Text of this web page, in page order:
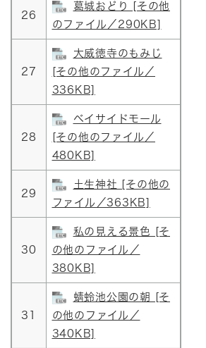
26
葛城おどり [その他
のファイル／290KB]
27
大威徳寺のもみじ
[その他のファイル／
336KB]
28
ベイサイドモール
[その他のファイル／
480KB]
29
土生神社 [その他の
ファイル／363KB]
30
私の見える景色 [そ
の他のファイル／
380KB]
31
蜻蛉池公園の朝 [そ
の他のファイル／
340KB]